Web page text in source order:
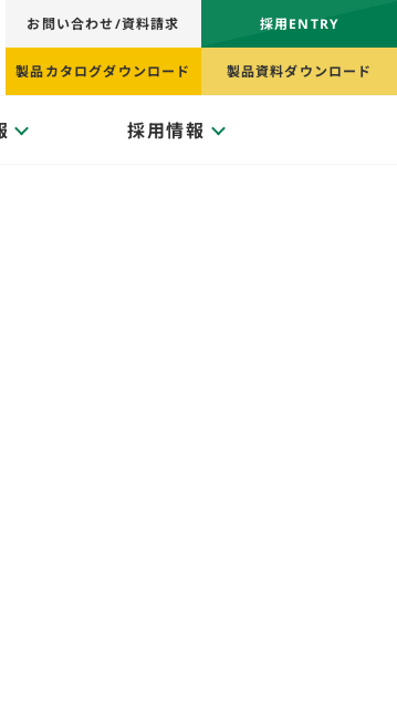
お問い合わせ/資料請求
製品カタログダウンロード
採用ENTRY
製品資料ダウンロード
採用情報